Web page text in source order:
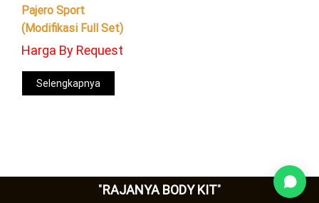
Pajero Sport
(Modifikasi Full Set)
Harga By Request
Selengkapnya
"RAJANYA BODY KIT"